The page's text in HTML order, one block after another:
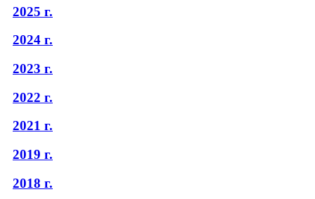
2025 г.
2024 г.
2023 г.
2022 г.
2021 г.
2019 г.
2018 г.